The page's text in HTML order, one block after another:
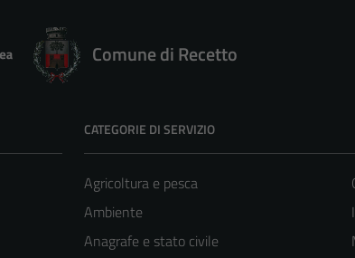
Comune di Recetto
CATEGORIE DI SERVIZIO
Agricoltura e pesca
Ambiente
Anagrafe e stato civile